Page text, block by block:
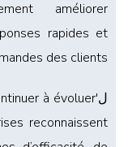
améliorer
rapides et
des clients.
ل'à évoluer
reconnaissent